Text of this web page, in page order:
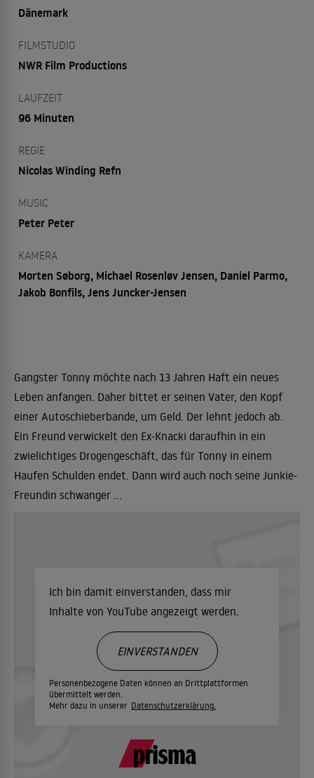
Dänemark
FILMSTUDIO
NWR Film Productions
LAUFZEIT
96 Minuten
REGIE
Nicolas Winding Refn
MUSIC
Peter Peter
KAMERA
Morten Søborg, Michael Rosenløv Jensen, Daniel Parmo,
Jakob Bonfils, Jens Juncker-Jensen
Gangster Tonny möchte nach 13 Jahren Haft ein neues
Leben anfangen. Daher bittet er seinen Vater, den Kopf
einer Autoschieberbande, um Geld. Der lehnt jedoch ab.
Ein Freund verwickelt den Ex-Knacki daraufhin in ein
zwielichtiges Drogengeschäft, das für Tonny in einem
Haufen Schulden endet. Dann wird auch noch seine Junkie-
Freundin schwanger ...
Ich bin damit einverstanden, dass mir
Inhalte von YouTube angezeigt werden.
Personenbezogene Daten können an Drittplattformen
übermittelt werden.
Mehr dazu in unserer Datenschutzerklärung.
EINVERSTANDEN